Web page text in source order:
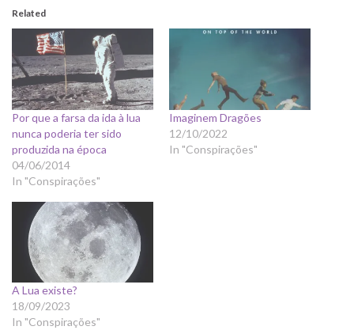
Related
Por que a farsa da ida à lua
nunca poderia ter sido
produzida na época
04/06/2014
In "Conspirações"
Imaginem Dragões
12/10/2022
In "Conspirações"
A Lua existe?
18/09/2023
In "Conspirações"